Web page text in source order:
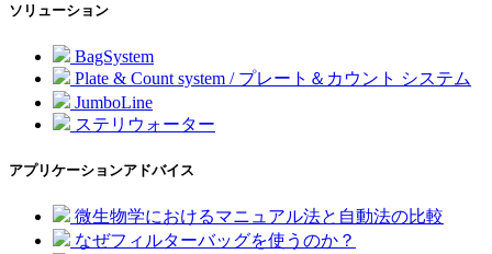
ソリューション
BagSystem
Plate & Count system / プレート＆カウント システム
JumboLine
ステリウォーター
アプリケーションアドバイス
微生物学におけるマニュアル法と自動法の比較
なぜフィルターバッグを使うのか？